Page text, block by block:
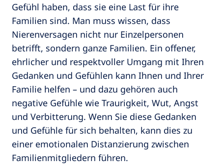
Gefühl haben, dass sie eine Last für ihre
Familien sind. Man muss wissen, dass
Nierenversagen nicht nur Einzelpersonen
betrifft, sondern ganze Familien. Ein offener,
ehrlicher und respektvoller Umgang mit Ihren
Gedanken und Gefühlen kann Ihnen und Ihrer
Familie helfen – und dazu gehören auch
negative Gefühle wie Traurigkeit, Wut, Angst
und Verbitterung. Wenn Sie diese Gedanken
und Gefühle für sich behalten, kann dies zu
einer emotionalen Distanzierung zwischen
Familienmitgliedern führen.